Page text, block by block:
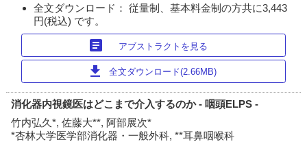
全文ダウンロード： 従量制、基本料金制の方共に3,443
円(税込) です。
article アブストラクトを見る
download 全文ダウンロード(2.66MB)
消化器内視鏡医はどこまで介入するのか - 咽頭ELPS -
竹内弘久*, 佐藤大**, 阿部展次*
*杏林大学医学部消化器・一般外科, **耳鼻咽喉科